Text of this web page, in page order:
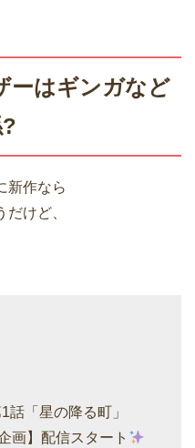
ーはギンガなど
新作なら
けど、
話「星の降る町」
画】配信スタート